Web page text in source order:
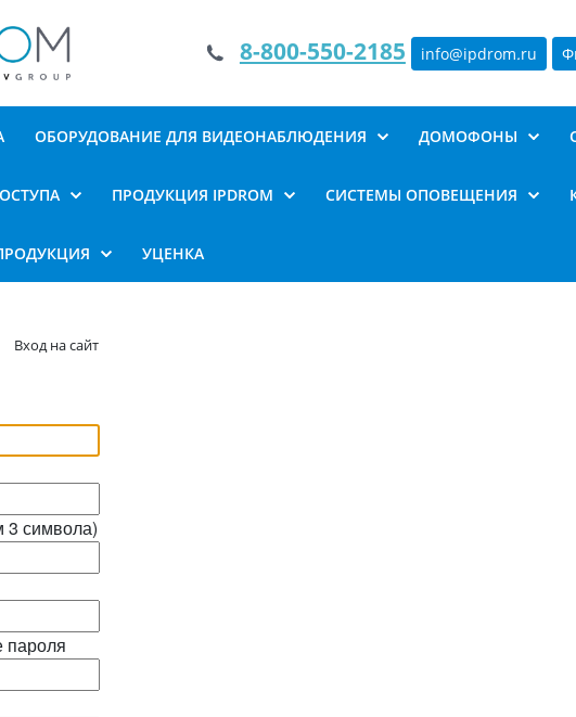
8-800-550-2185 info@ipdrom.ru
ОБОРУДОВАНИЕ ДЛЯ ВИДЕОНАБЛЮДЕНИЯ ДОМОФОНЫ
ПРОДУКЦИЯ IPDROM СИСТЕМЫ ОПОВЕЩЕНИЯ
УЦЕНКА
Вход на сайт
3 символа)
пароля